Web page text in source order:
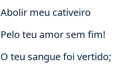
Abolir meu cativeiro
Pelo teu amor sem fim!
O teu sangue foi vertido;